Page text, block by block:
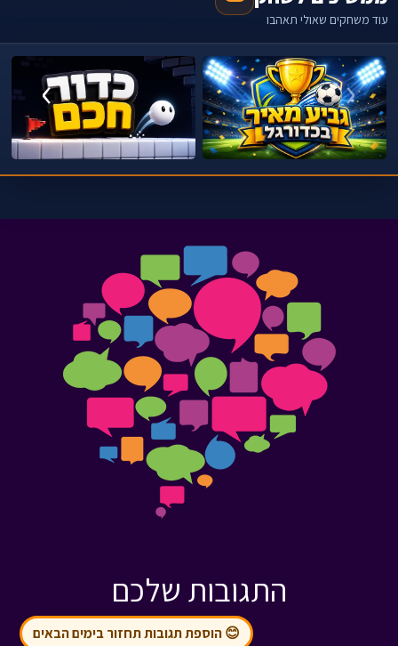
עוד משחקים שאולי תאהבו
‹
›
התגובות שלכם
😊 הוספת תגובות תחזור בימים הבאים